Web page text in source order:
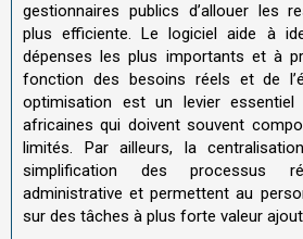
gestionnaires publics d’allouer les
plus efficiente. Le logiciel aide à
dépenses les plus importants et à
fonction des besoins réels et de
optimisation est un levier
africaines qui doivent souvent
limités. Par ailleurs, la
simplification des processus
administrative et permettent au
sur des tâches à plus forte valeur